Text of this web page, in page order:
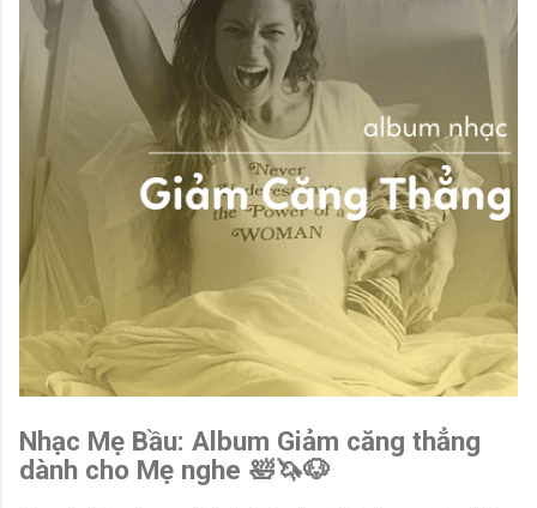
Nhạc Mẹ Bầu: Album Giảm căng thẳng
dành cho Mẹ nghe 🛀🦄🐶